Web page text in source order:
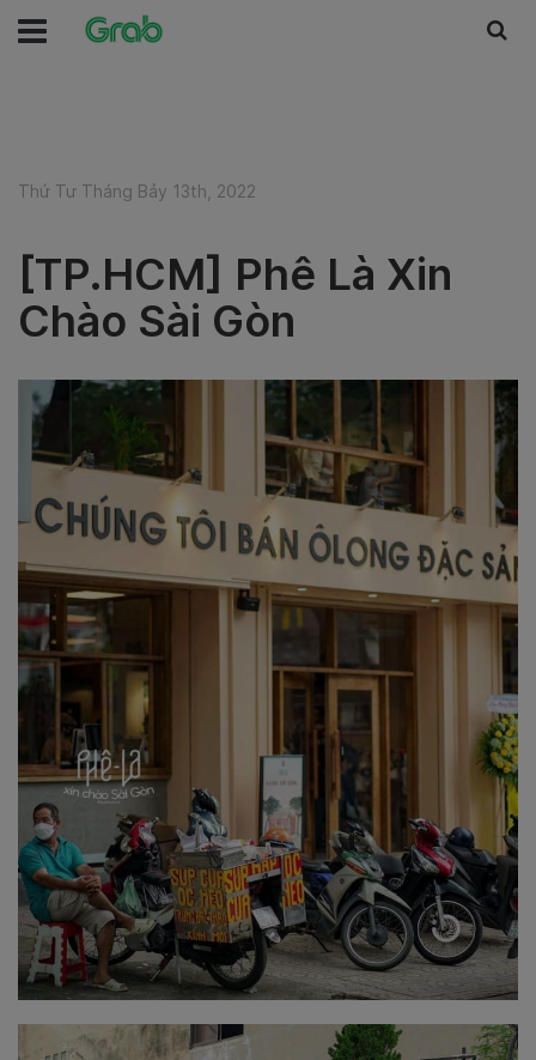
Thứ Tư Tháng Bảy 13th, 2022
[TP.HCM] Phê Là Xin
Chào Sài Gòn